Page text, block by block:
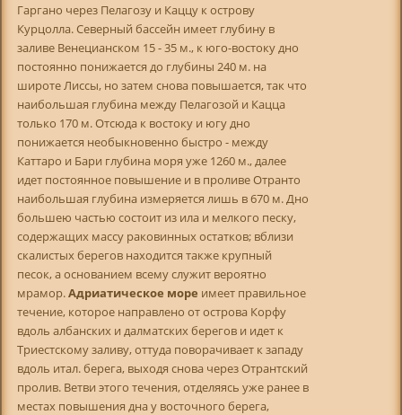
Гаргано через Пелагозу и Каццу к острову
Курцолла. Северный бассейн имеет глубину в
заливе Венецианском 15 - 35 м., к юго-востоку дно
постоянно понижается до глубины 240 м. на
широте Лиссы, но затем снова повышается, так что
наибольшая глубина между Пелагозой и Кацца
только 170 м. Отсюда к востоку и югу дно
понижается необыкновенно быстро - между
Каттаро и Бари глубина моря уже 1260 м., далее
идет постоянное повышение и в проливе Отранто
наибольшая глубина измеряется лишь в 670 м. Дно
большею частью состоит из ила и мелкого песку,
содержащих массу раковинных остатков; вблизи
скалистых берегов находится также крупный
песок, а основанием всему служит вероятно
мрамор.Адриатическое море имеет правильное
течение, которое направлено от острова Корфу
вдоль албанских и далматских берегов и идет к
Триестскому заливу, оттуда поворачивает к западу
вдоль итал. берега, выходя снова через Отрантский
пролив. Ветви этого течения, отделяясь уже ранее в
местах повышения дна у восточного берега,